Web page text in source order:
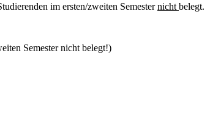
im ersten/zweiten Semesternicht belegt.
Semester nicht belegt!)